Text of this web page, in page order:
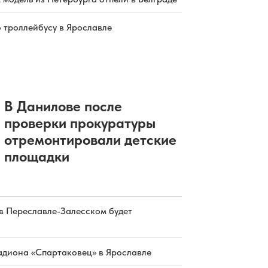
троллейбусу в Ярославле
В Данилове после
проверки прокуратуры
отремонтировали детские
площадки
Переславле-Залесском будет
«Спартаковец» в Ярославле